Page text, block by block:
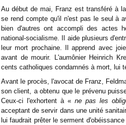
Au début de mai, Franz est transféré à
se rend compte qu'il n'est pas le seul à
bien d'autres ont accompli des actes
national-socialisme. Il aide plusieurs
leur mort prochaine. Il apprend avec
avant de mourir. L'aumônier Heinrich
cents catholiques condamnés à mort, lui
Avant le procès, l'avocat de Franz,
son client, a obtenu que le prévenu
Ceux-ci l'exhortent à « ne pas les
acceptant de servir dans une unité
lui faudrait prêter le serment